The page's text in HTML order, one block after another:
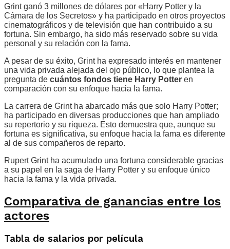
Grint ganó 3 millones de dólares por «Harry Potter y la
Cámara de los Secretos» y ha participado en otros proyectos
cinematográficos y de televisión que han contribuido a su
fortuna. Sin embargo, ha sido más reservado sobre su vida
personal y su relación con la fama.
A pesar de su éxito, Grint ha expresado interés en mantener
una vida privada alejada del ojo público, lo que plantea la
pregunta de cuántos fondos tiene Harry Potter en
comparación con su enfoque hacia la fama.
La carrera de Grint ha abarcado más que solo Harry Potter;
ha participado en diversas producciones que han ampliado
su repertorio y su riqueza. Esto demuestra que, aunque su
fortuna es significativa, su enfoque hacia la fama es diferente
al de sus compañeros de reparto.
Rupert Grint ha acumulado una fortuna considerable gracias
a su papel en la saga de Harry Potter y su enfoque único
hacia la fama y la vida privada.
Comparativa de ganancias entre los
actores
Tabla de salarios por película